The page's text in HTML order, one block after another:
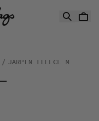
JÄRPEN FLEECE M